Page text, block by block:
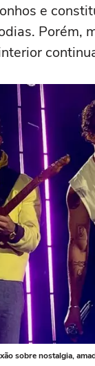
e
Porém,
sobre nostalgia,